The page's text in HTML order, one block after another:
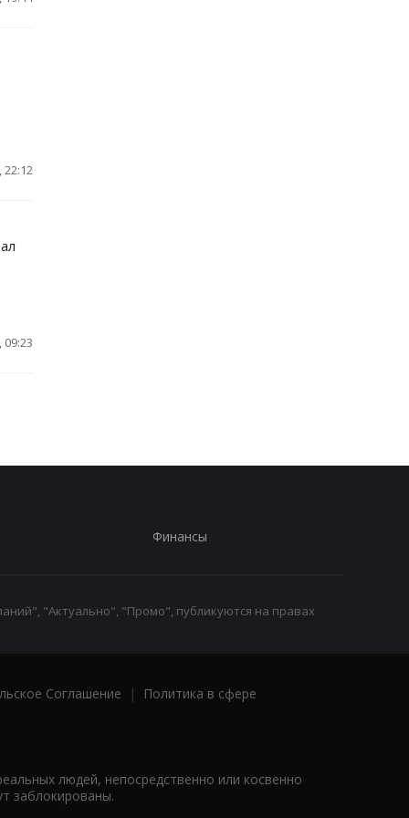
22:12
Финансы
"Актуально", "Промо", публикуются на правах
Соглашение |
Политика в сфере
людей, непосредственно или косвенно
заблокированы.